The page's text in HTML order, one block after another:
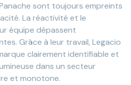
sont toujours empreints
La réactivité et le
équipe dépassent
Grâce à leur travail, Legacio
clairement identifiable et
dans un secteur
et monotone.